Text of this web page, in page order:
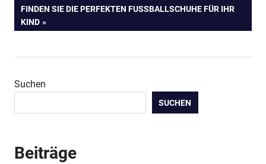
NÄCHSTER
BEITRAG:
FINDEN SIE DIE PERFEKTEN FUSSBALLSCHUHE FÜR IHR K
IND
Suchen
SUCHEN
Beiträge